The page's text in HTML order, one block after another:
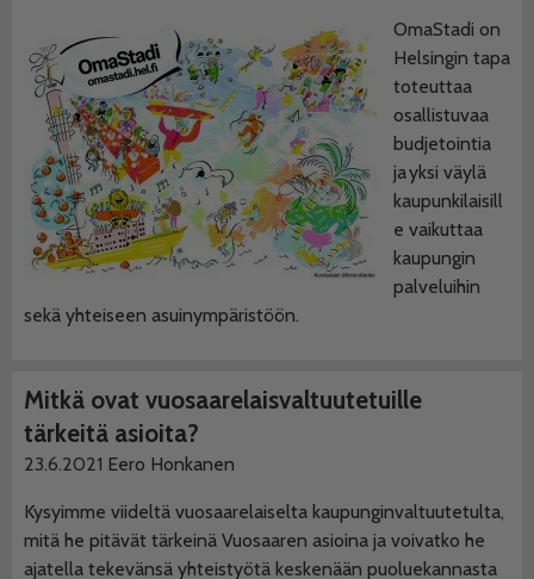
OmaStadi on
Helsingin tapa
toteuttaa
osallistuvaa
budjetointia
ja yksi väylä
kaupunkilaisill
e vaikuttaa
kaupungin
palveluihin
sekä yhteiseen asuinympäristöön.
Mitkä ovat vuosaarelaisvaltuutetuille
tärkeitä asioita?
23.6.2021 Eero Honkanen
Kysyimme viideltä vuosaarelaiselta kaupunginvaltuutetulta,
mitä he pitävät tärkeinä Vuosaaren asioina ja voivatko he
ajatella tekevänsä yhteistyötä keskenään puoluekannasta